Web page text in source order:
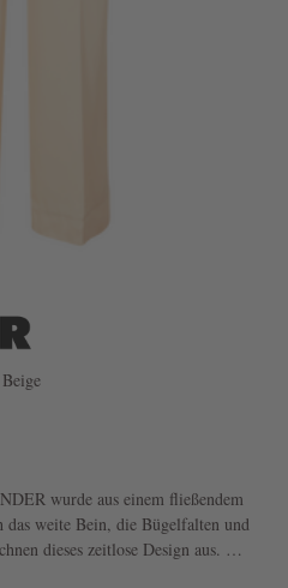
wurde aus einem fließendem
weite Bein, die Bügelfalten und
dieses zeitlose Design aus.